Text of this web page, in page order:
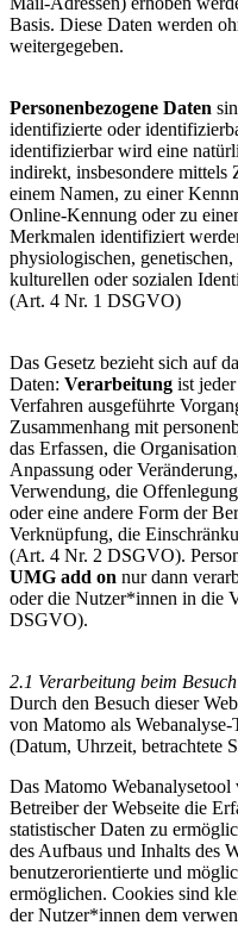
Basis. Diese Daten werden
weitergegeben.
Personenbezogene Daten
identifizierte oder
identifizierbar wird eine
indirekt, insbesondere
einem Namen, zu einer
Online-Kennung oder zu
Merkmalen identifiziert
physiologischen,
kulturellen oder sozialen
(Art. 4 Nr. 1 DSGVO)
Das Gesetz bezieht sich auf
Daten: Verarbeitung ist
Verfahren ausgeführte
Zusammenhang mit
das Erfassen, die
Anpassung oder
Verwendung, die
oder eine andere Form der
Verknüpfung, die
(Art. 4 Nr. 2 DSGVO).
UMG add on nur dann
oder die Nutzer*innen in die
DSGVO).
2.1 Verarbeitung beim
Durch den Besuch dieser
von Matomo als
(Datum, Uhrzeit, betrachtete
Das Matomo
Betreiber der Webseite die
statistischer Daten zu
des Aufbaus und Inhalts des
benutzerorientierte und
ermöglichen. Cookies sind
der Nutzer*innen dem